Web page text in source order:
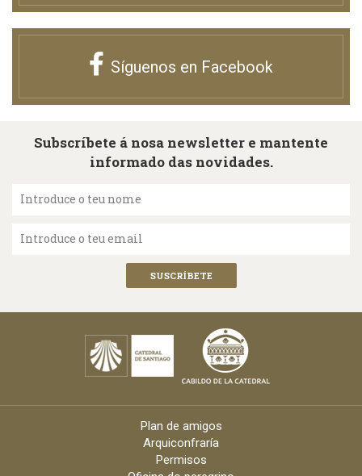
Síguenos en Facebook
Subscríbete á nosa newsletter e mantente
informado das novidades.
Introduce o teu nome
Introduce o teu email
Plan de amigos
Arquiconfraría
Permisos